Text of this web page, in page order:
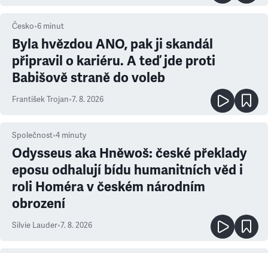
Česko•6 minut
Byla hvězdou ANO, pak ji skandál
připravil o kariéru. A teď jde proti
Babišově straně do voleb
František Trojan•7. 8. 2026
Společnost•4 minuty
Odysseus aka Hněwoš: české překlady
eposu odhalují bídu humanitních věd i
roli Homéra v českém národním
obrození
Silvie Lauder•7. 8. 2026